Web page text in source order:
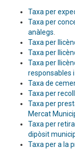
Taxa per
Taxa per
anàlegs
Taxa per
Taxa per
Taxa per
responsables
Taxa de
Taxa per
Taxa per
Mercat
Taxa per
dipòsit
Taxa per a la